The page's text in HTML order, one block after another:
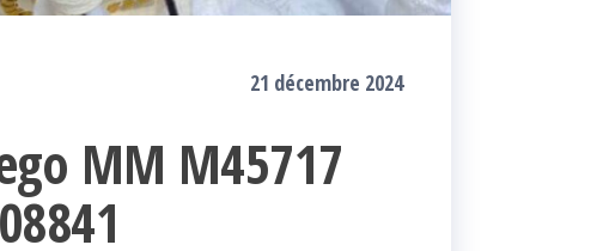
21 décembre 2024
MM M45717